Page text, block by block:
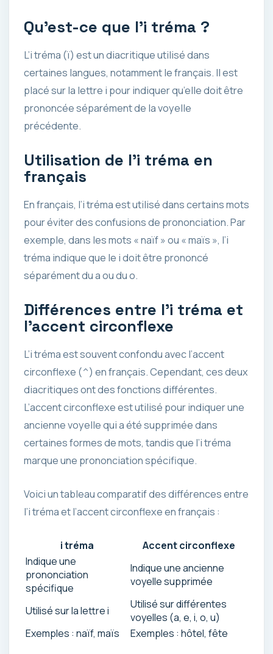
Qu’est-ce que l’i tréma ?
L’i tréma (ï) est un diacritique utilisé dans
certaines langues, notamment le français. Il est
placé sur la lettre i pour indiquer qu’elle doit être
prononcée séparément de la voyelle
précédente.
Utilisation de l’i tréma en
français
En français, l’i tréma est utilisé dans certains mots
pour éviter des confusions de prononciation. Par
exemple, dans les mots « naïf » ou « maïs », l’i
tréma indique que le i doit être prononcé
séparément du a ou du o.
Différences entre l’i tréma et
l’accent circonflexe
L’i tréma est souvent confondu avec l’accent
circonflexe (^) en français. Cependant, ces deux
diacritiques ont des fonctions différentes.
L’accent circonflexe est utilisé pour indiquer une
ancienne voyelle qui a été supprimée dans
certaines formes de mots, tandis que l’i tréma
marque une prononciation spécifique.
Voici un tableau comparatif des différences entre
l’i tréma et l’accent circonflexe en français :
i tréma
Accent circonflexe
Indique une
prononciation
spécifique
Indique une ancienne
voyelle supprimée
Utilisé sur la lettre i
Utilisé sur différentes
voyelles (a, e, i, o, u)
Exemples : naïf, maïs
Exemples : hôtel, fête